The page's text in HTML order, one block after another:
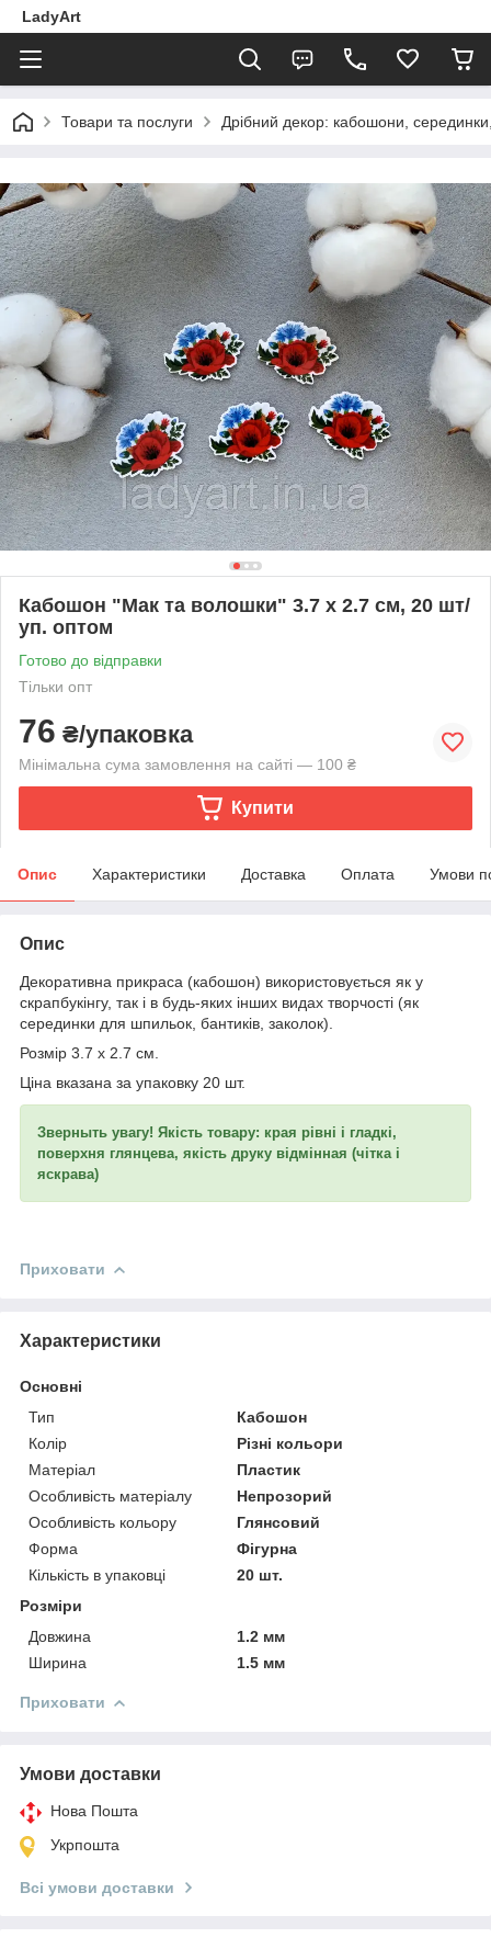
LadyArt
Товари та послуги Дрібний декор: кабошони,
Кабошон "Мак та волошки" 3.7 х 2.7 см, 20 шт/
уп. оптом
Готово до відправки
Тільки опт
76 ₴/упаковка
Мінімальна сума замовлення на сайті — 100 ₴
Купити
Опис Характеристики Доставка Оплата Умови
Опис
Декоративна прикраса (кабошон) використовується як у
скрапбукінгу, так і в будь-яких інших видах творчості (як
серединки для шпильок, бантиків, заколок).
Розмір 3.7 х 2.7 см.
Ціна вказана за упаковку 20 шт.
Зверныть увагу! Якість товару: края рівні і гладкі,
поверхня глянцева, якість друку відмінная (чітка і
яскрава)
Приховати
Характеристики
Основні
Тип
Кабошон
Колір
Різні кольори
Матеріал
Пластик
Особливість матеріалу
Непрозорий
Особливість кольору
Глянсовий
Форма
Фігурна
Кількість в упаковці
20 шт.
Розміри
Довжина
1.2 мм
Ширина
1.5 мм
Приховати
Умови доставки
Нова Пошта
Укрпошта
Всі умови доставки